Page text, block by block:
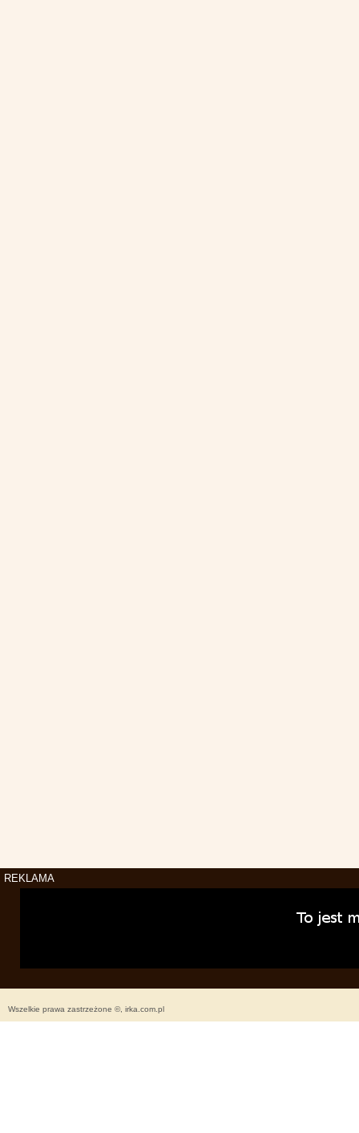
REKLAMA
Wszelkie prawa zastrzeżone ©, irka.com.pl